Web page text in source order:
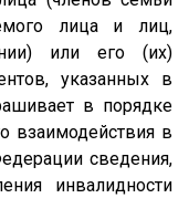
лица и лиц,
или его (их)
указанных в
в порядке
взаимодействия в
сведения,
инвалидности